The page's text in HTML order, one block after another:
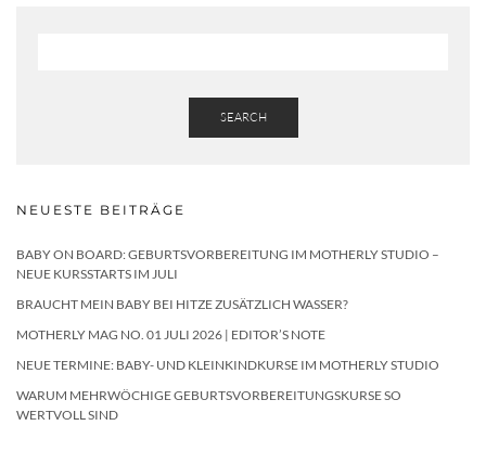
SEARCH
NEUESTE BEITRÄGE
BABY ON BOARD: GEBURTSVORBEREITUNG IM MOTHERLY STUDIO –
NEUE KURSSTARTS IM JULI
BRAUCHT MEIN BABY BEI HITZE ZUSÄTZLICH WASSER?
MOTHERLY MAG NO. 01 JULI 2026 | EDITOR’S NOTE
NEUE TERMINE: BABY- UND KLEINKINDKURSE IM MOTHERLY STUDIO
WARUM MEHRWÖCHIGE GEBURTSVORBEREITUNGSKURSE SO
WERTVOLL SIND